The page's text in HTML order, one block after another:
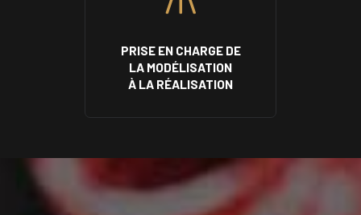
PRISE EN CHARGE DE
LA MODÉLISATION
À LA RÉALISATION